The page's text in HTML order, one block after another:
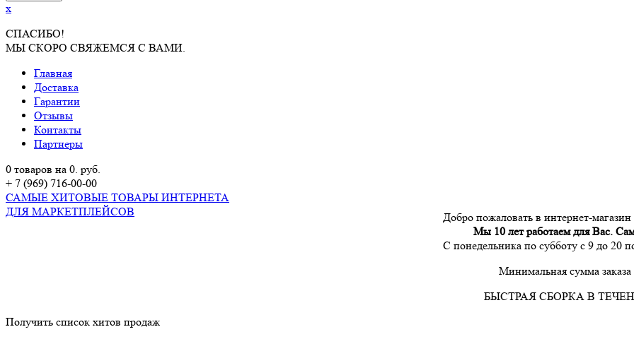
x
СПАСИБО!
МЫ СКОРО СВЯЖЕМСЯ С ВАМИ.
Главная
Доставка
Гарантии
Отзывы
Контакты
Партнеры
0 товаров на 0. руб.
+ 7 (969) 716-00-00
САМЫЕ ХИТОВЫЕ ТОВАРЫ ИНТЕРНЕТА
ДЛЯ МАРКЕТПЛЕЙСОВ
Добро пожаловать в интернет-
Мы 10 лет работаем для Вас.
С понедельника по субботу с 9 до 20
Минимальная сумма заказа
БЫСТРАЯ СБОРКА В
Получить список хитов продаж